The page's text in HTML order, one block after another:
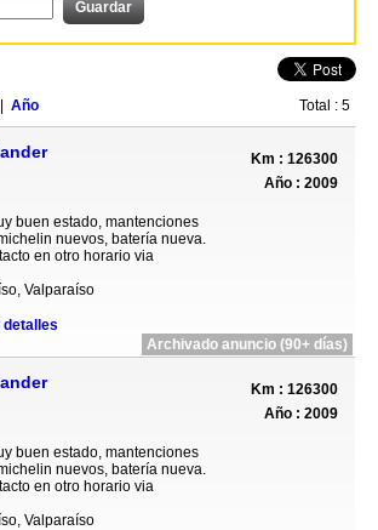
Año Total : 5
buen estado, mantenciones
nuevos, batería nueva.
en otro horario via
Valparaíso
detalles
Km : 126300
Año : 2009
Archivado anuncio (90+ días)
buen estado, mantenciones
nuevos, batería nueva.
en otro horario via
Valparaíso
Km : 126300
Año : 2009